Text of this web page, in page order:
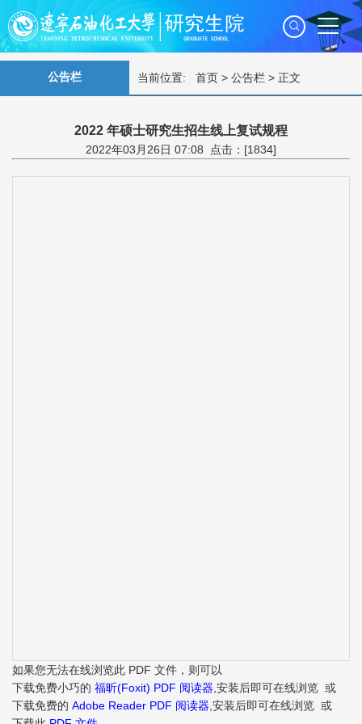
公告栏 当前位置: 首页 > 公告栏 > 正文
2022 年硕士研究生招生线上复试规程
2022年03月26日 07:08 点击：[1834]
如果您无法在线浏览此 PDF 文件，则可以
下载免费小巧的 福昕(Foxit) PDF 阅读器 ,安装后即可在线浏览 或
下载免费的 Adobe Reader PDF 阅读器 ,安装后即可在线浏览 或